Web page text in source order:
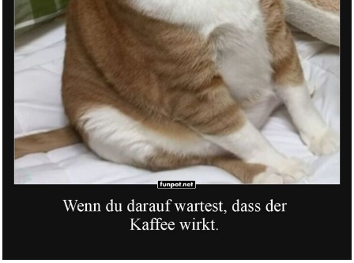
Greatest Hits [Explicit]...
Anzeige